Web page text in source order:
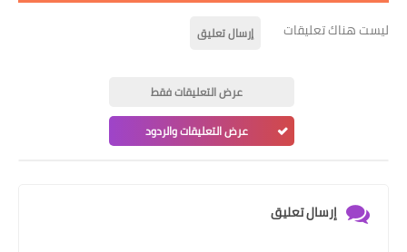
ليست هناك تعليقات إرسال تعليق
عرض التعليقات فقط
عرض التعليقات والردود
إرسال تعليق